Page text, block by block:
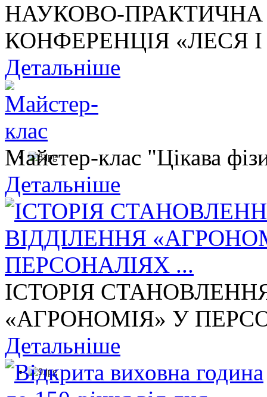
НАУКОВО-
КОНФЕРЕНЦІЯ «ЛЕСЯ І
Детальніше
Майстер-клас "Цікава
Детальніше
ІСТОРІЯ
«АГРОНОМІЯ» У
Детальніше